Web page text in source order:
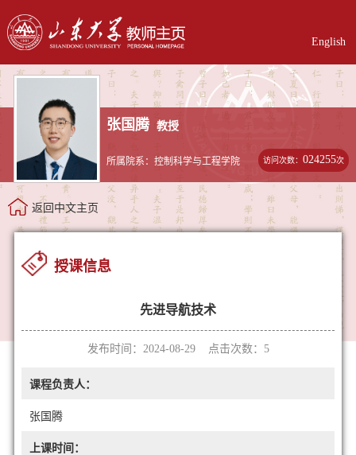
English
张国腾 教授
所属院系：控制科学与工程学院 访问次数：024255次
返回中文主页
授课信息
先进导航技术
发布时间：2024-08-29 点击次数： 5
课程负责人：
张国腾
上课时间：